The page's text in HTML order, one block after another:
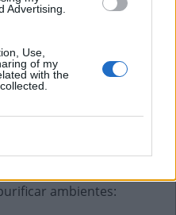
Advertising.
Use,
of my
with the
"gracinha"
Ferro
ambientes: